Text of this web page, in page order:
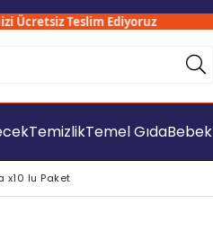
Teslim Ediyoruz
TemizlikTemel Gıda
x10 lu Paket